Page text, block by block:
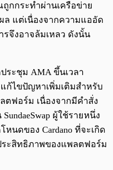
กกระทำผ่านเครือข่าย
ล แต่เนื่องจากความแออัด
จึงอาจล้มเหลว ดังนั้น
ประชุม AMA ขึ้นเวลา
ก้ไขปัญหาเพิ่มเติมสำหรับ
ฟอร์ม เนื่องจากมีคำสั่ง
ผู้ใช้รายหนึ่ง
หนดของ Cardano ที่จะเกิด
ระสิทธิภาพของแพลตฟอร์ม